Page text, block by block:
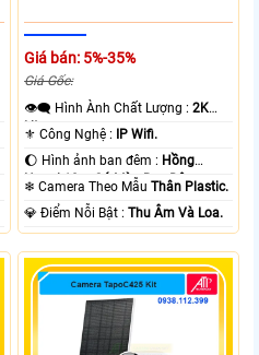
Giá bán: 5%-35%
Giá Gốc:
👁️‍🗨 Hình Ành Chất Lượng :2K
Lite .
⚜️ Công Nghệ :
IP Wifi.
🌔 Hình ảnh ban đêm : Hồng
Ngoại 10m Có Màu Ban Ðêm.
❄ Camera Theo MẫuThân Plastic.
️💎 Điểm Nỗi Bật :Thu Âm Và Loa.